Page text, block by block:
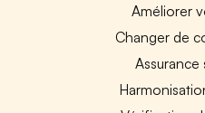
Améliorer
Changer de
Assurance